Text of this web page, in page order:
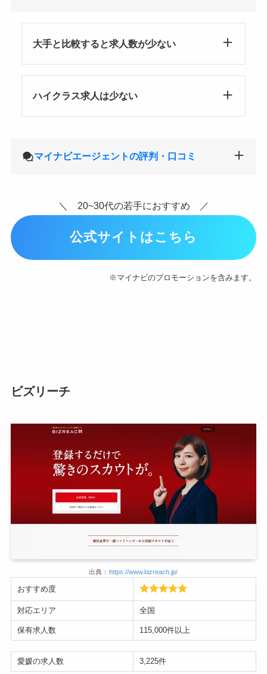
大手と比較すると求人数が少ない
ハイクラス求人は少ない
マイナビエージェントの評判・口コミ
＼ 20~30代の若手におすすめ ／
公式サイトはこちら
※マイナビのプロモーションを含みます。
ビズリーチ
出典： https://www.bizreach.jp/
おすすめ度
対応エリア 全国
保有求人数 115,000件以上
愛媛の求人数 3,225件